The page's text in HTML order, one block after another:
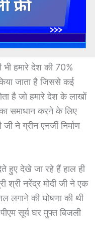
भी हमारे देश की 70%
जाता है जिससे कई
है जो हमारे देश के लाखों
समाधान करने के लिए
ने ग्रीन एनर्जी निर्माण
हुए देखे जा रहे हैं हाल ही
श्री नरेंद्र मोदी जी ने एक
लगाने की घोषणा की थी
सूर्य घर मुफ्त बिजली